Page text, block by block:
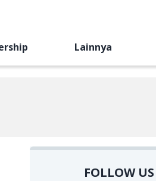
Lainnya
FOLLOW US